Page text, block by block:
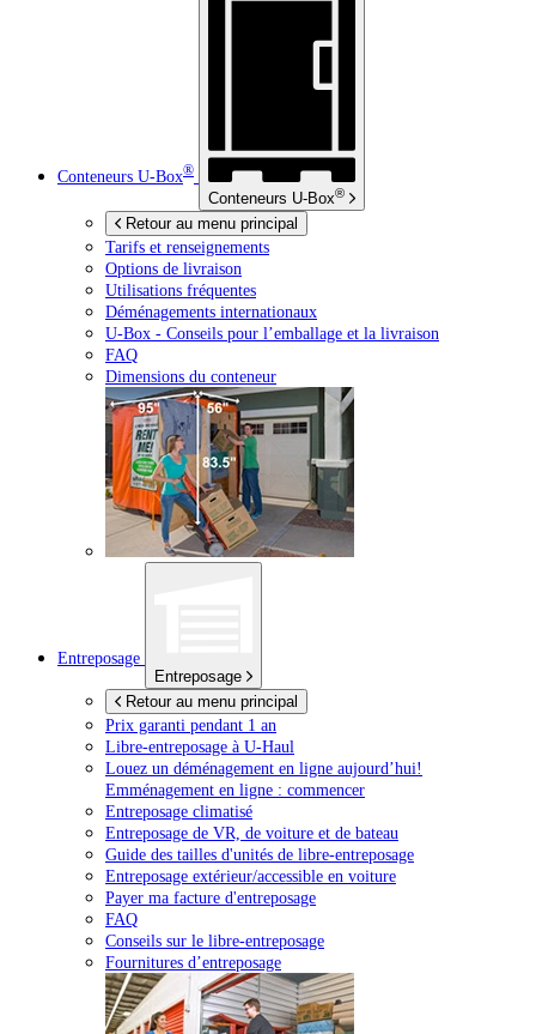
Conteneurs U-Box®
Conteneurs U-Box®
Retour au menu principal
Tarifs et renseignements
Options de livraison
Utilisations fréquentes
Déménagements internationaux
U-Box - Conseils pour l’emballage et la livraison
FAQ
Dimensions du conteneur
Entreposage
Entreposage
Retour au menu principal
Prix garanti pendant 1 an
Libre-entreposage à U-Haul
Louez un déménagement en ligne aujourd’hui!
Emménagement en ligne : commencer
Entreposage climatisé
Entreposage de VR, de voiture et de bateau
Guide des tailles d'unités de libre-entreposage
Entreposage extérieur/accessible en voiture
Payer ma facture d'entreposage
FAQ
Conseils sur le libre-entreposage
Fournitures d’entreposage